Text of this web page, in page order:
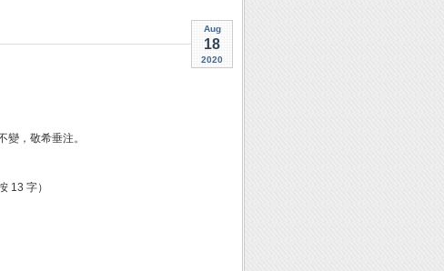
Aug
18
2020
，敬希垂注。
13 字）